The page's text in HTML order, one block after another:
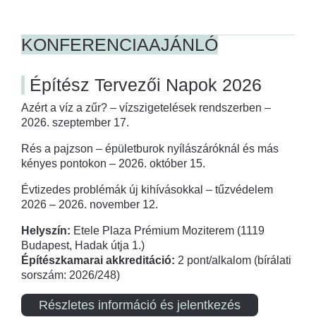
KONFERENCIAAJÁNLÓ
Építész Tervezői Napok 2026
Azért a víz a zűr? – vízszigetelések rendszerben –
2026. szeptember 17.
Rés a pajzson – épületburok nyílászáróknál és más
kényes pontokon – 2026. október 15.
Évtizedes problémák új kihívásokkal – tűzvédelem
2026 – 2026. november 12.
Helyszín: Etele Plaza Prémium Moziterem (1119
Budapest, Hadak útja 1.)
Építészkamarai akkreditáció: 2 pont/alkalom (bírálati
sorszám: 2026/248)
Részletes információ és jelentkezés